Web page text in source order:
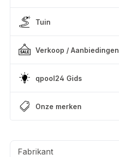
Tuin
Verkoop / Aanbiedingen
qpool24 Gids
Onze merken
Fabrikant